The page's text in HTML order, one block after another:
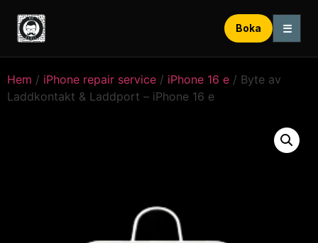
Boka ☰
Hem / iPhone repair service / iPhone 16 e / Byte av
Laddkontakt & Laddport – iPhone 16 e